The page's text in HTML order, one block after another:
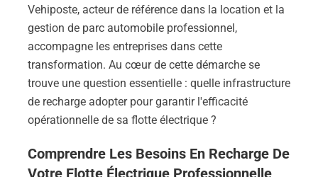
Vehiposte, acteur de référence dans la location et la
gestion de parc automobile professionnel,
accompagne les entreprises dans cette
transformation. Au cœur de cette démarche se
trouve une question essentielle : quelle infrastructure
de recharge adopter pour garantir l'efficacité
opérationnelle de sa flotte électrique ?
Comprendre Les Besoins En Recharge De
Votre Flotte Électrique Professionnelle